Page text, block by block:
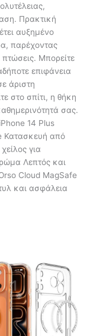
Πρακτική
αυξημένο
παρέχοντας
Μπορείτε
επιφάνεια
άριστη
στο σπίτι, η θήκη
σας.
14 Plus
Κατασκευή από
για
Λεπτός και
Cloud MagSafe
και ασφάλεια